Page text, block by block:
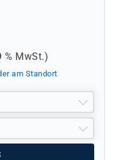
% MwSt.)
am Standort